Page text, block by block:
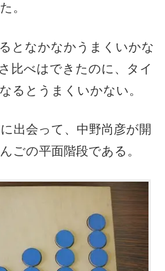
。
となかなかうまくいかな
比べはできたのに、タイ
るとうまくいかない。
出会って、中野尚彦が開
ごの平面階段である。